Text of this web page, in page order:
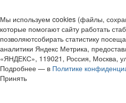
Мы используем cookies (файлы,
которые помогают сайту работать
позволяютсобирать статистику
аналитики Яндекс Метрика,
«ЯНДЕКС», 119021, Россия, Москва,
Подробнее — в Политике
Принять